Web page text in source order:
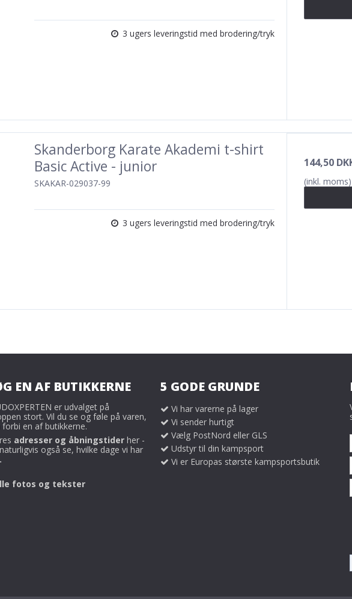
3 ugers leveringstid med brodering/tryk
Skanderborg Karate Akademi t-shirt
Basic Active - junior
SKAKAR-029037-99
3 ugers leveringstid med brodering/tryk
144,50
(inkl. moms)
EN AF BUTIKKERNE
er udvalget på
stort. Vil du se og føle på varen,
en af butikkerne.
adresser og åbningstider her -
også se, hvilke dage vi har
fotos og tekster
5 GODE GRUNDE
Vi har varerne på lager
Vi sender hurtigt
Vælg PostNord eller GLS
Udstyr til din kampsport
Vi er Europas største kampsportsbutik